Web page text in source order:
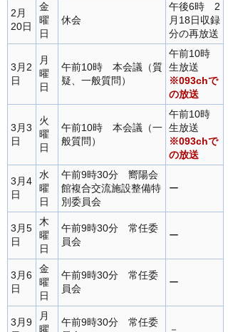
2月
20日
金
曜
日
休会
午後6時 2
月18日収録
分の再放送
3月2
日
月
曜
日
午前10時 本会議（質
疑、一般質問）
午前10時
生放送
※093chで
の放送
3月3
日
火
曜
日
午前10時 本会議（一
般質問）
午前10時
生放送
※093chで
の放送
3月4
日
水
曜
日
午前9時30分 嚮陽会
館複合交流施設整備特
別委員会
ー
3月5
日
木
曜
日
午前9時30分 常任委
員会
ー
3月6
日
金
曜
日
午前9時30分 常任委
員会
ー
3月9
月
曜
午前9時30分 常任委
－